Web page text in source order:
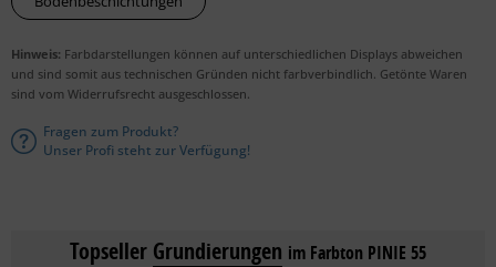
Hinweis: Farbdarstellungen können auf unterschiedlichen Displays abweichen
und sind somit aus technischen Gründen nicht farbverbindlich. Getönte Waren
sind vom Widerrufsrecht ausgeschlossen.
Fragen zum Produkt?
Unser Profi steht zur Verfügung!
Topseller Grundierungen im Farbton PINIE 55